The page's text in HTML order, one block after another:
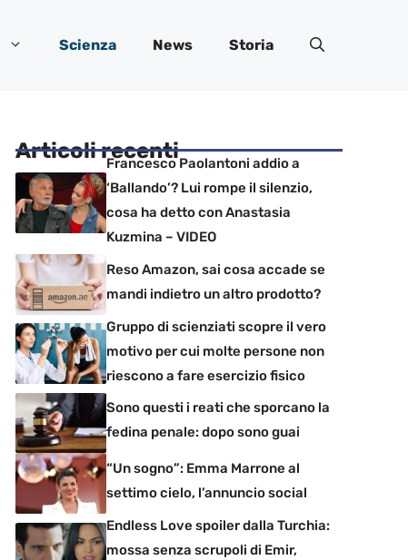
Scienza News Storia
Articoli recentiFrancesco Paolantoni addio a
‘Ballando’? Lui rompe il silenzio,
cosa ha detto con Anastasia
Kuzmina – VIDEO
Reso Amazon, sai cosa accade se
mandi indietro un altro prodotto?
Gruppo di scienziati scopre il vero
motivo per cui molte persone non
riescono a fare esercizio fisico
Sono questi i reati che sporcano la
fedina penale: dopo sono guai
“Un sogno”: Emma Marrone al
settimo cielo, l’annuncio social
Endless Love spoiler dalla Turchia:
mossa senza scrupoli di Emir,